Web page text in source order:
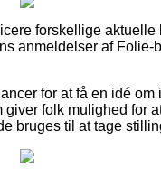
forskellige
anmeldelser af
for at få en idé
folk mulighed for
bruges til at tage